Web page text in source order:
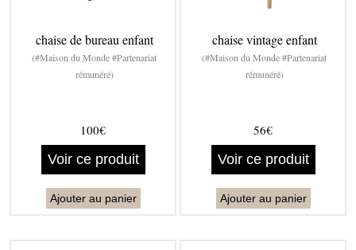
chaise de bureau enfant
(#Maison du Monde #Partenariat
rémunéré)
100€
Voir ce produit
Ajouter au panier
chaise vintage enfant
(#Maison du Monde #Partenariat
rémunéré)
56€
Voir ce produit
Ajouter au panier